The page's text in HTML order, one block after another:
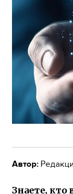
Автор:
Знаете, кто